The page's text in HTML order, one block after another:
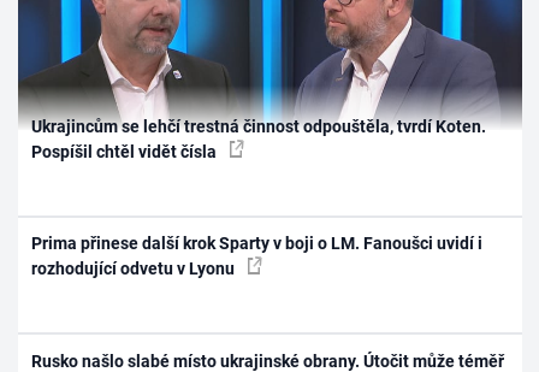
Ukrajincům se lehčí trestná činnost odpouštěla, tvrdí Koten.
Pospíšil chtěl vidět čísla
Prima přinese další krok Sparty v boji o LM. Fanoušci uvidí i
rozhodující odvetu v Lyonu
Rusko našlo slabé místo ukrajinské obrany. Útočit může téměř